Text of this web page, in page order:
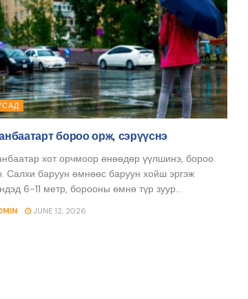
бороо орж, сэрүүснэ
хот орчмоор өнөөдөр үүлшинэ, бороо
Салхи баруун өмнөөс баруун хойш эргэж
6-11 метр, борооны өмнө түр зуур...
JUNE 12, 2026